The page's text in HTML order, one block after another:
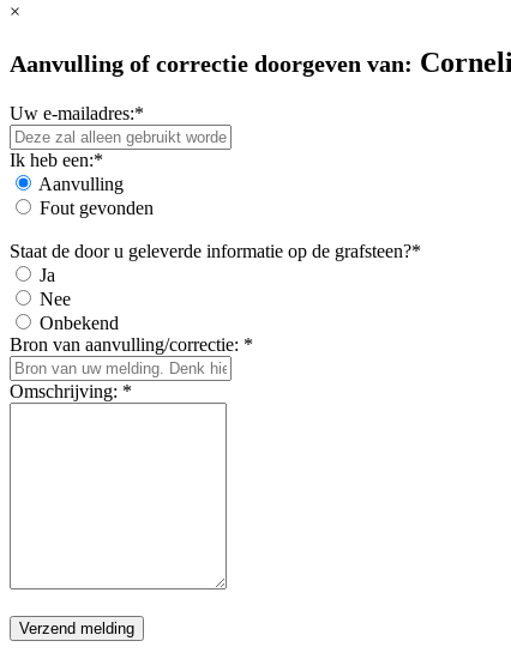
×
Aanvulling of correctie doorgeven van:
Uw e-mailadres:*
Ik heb een:*
Aanvulling
Fout gevonden
Staat de door u geleverde informatie op de grafsteen?*
Ja
Nee
Onbekend
Bron van aanvulling/correctie: *
Omschrijving: *